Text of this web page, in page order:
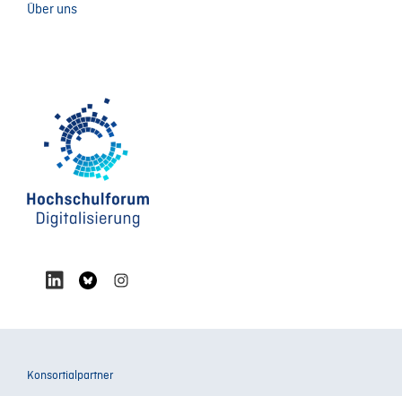
Über uns
Konsortialpartner